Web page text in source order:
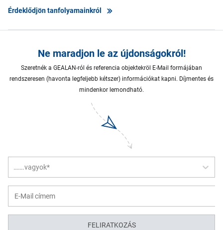
Érdeklődjön tanfolyamainkról
Ne maradjon le az újdonságokról!
Szeretnék a GEALAN-ról és referencia objektekröl E-Mail formájában
rendszeresen (havonta legfeljebb kétszer) információkat kapni. Díjmentes és
mindenkor lemondható.
…….vagyok*
FELIRATKOZÁS